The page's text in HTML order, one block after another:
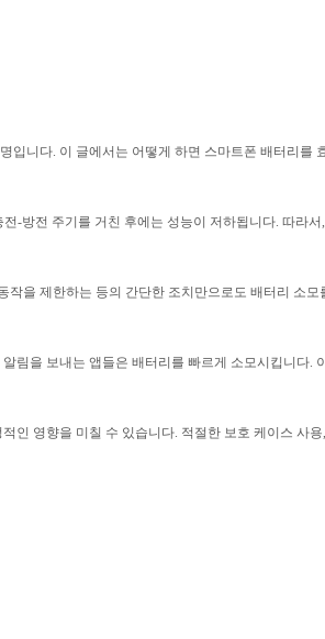
니다. 이 글에서는 어떻게 하면 스마트폰 배터리를
-방전 주기를 거친 후에는 성능이 저하됩니다. 따라
을 제한하는 등의 간단한 조치만으로도 배터리 소
을 보내는 앱들은 배터리를 빠르게 소모시킵니다.
영향을 미칠 수 있습니다. 적절한 보호 케이스 사